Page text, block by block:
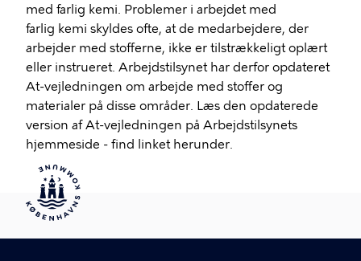
med farlig kemi. Problemer i arbejdet med
farlig kemi skyldes ofte, at de medarbejdere, der
arbejder med stofferne, ikke er tilstrækkeligt oplært
eller instrueret. Arbejdstilsynet har derfor opdateret
At-vejledningen om arbejde med stoffer og
materialer på disse områder. Læs den opdaterede
version af At-vejledningen på Arbejdstilsynets
hjemmeside - find linket herunder.